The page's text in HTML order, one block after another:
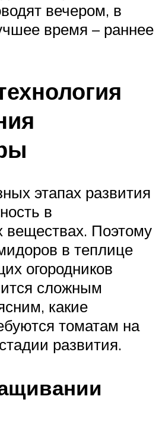
вечером, в
время – раннее
этапах развития
в
веществах. Поэтому
в теплице
огородников
сложным
какие
томатам на
развития.